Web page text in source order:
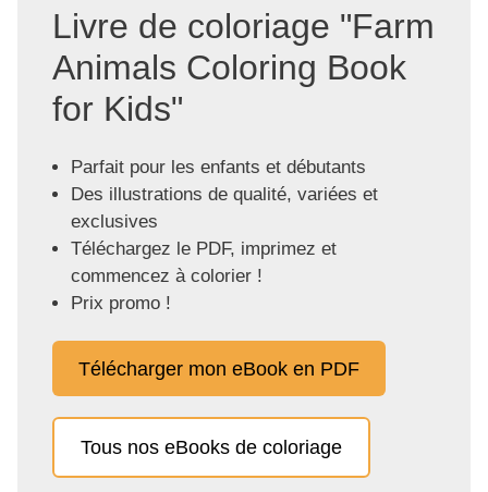
Livre de coloriage "Farm
Animals Coloring Book
for Kids"
Parfait pour les enfants et débutants
Des illustrations de qualité, variées et
exclusives
Téléchargez le PDF, imprimez et
commencez à colorier !
Prix promo !
Télécharger mon eBook en PDF
Tous nos eBooks de coloriage